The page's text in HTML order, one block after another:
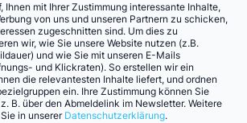
Ihnen mit Ihrer Zustimmung interessante Inhalte,
von uns und unseren Partnern zu schicken,
zugeschnitten sind. Um dies zu
wir, wie Sie unsere Website nutzen (z.B.
und wie Sie mit unseren E-Mails
und Klickraten). So erstellen wir ein
die relevantesten Inhalte liefert, und ordnen
ein. Ihre Zustimmung können Sie
B. über den Abmeldelink im Newsletter. Weitere
in unserer Datenschutzerklärung.